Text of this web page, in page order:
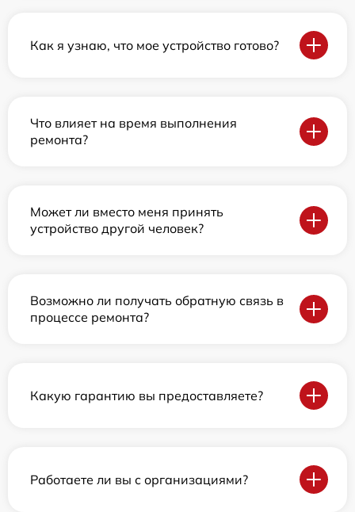
Как я узнаю, что мое устройство готово?
Что влияет на время выполнения
ремонта?
Может ли вместо меня принять
устройство другой человек?
Возможно ли получать обратную связь в
процессе ремонта?
Какую гарантию вы предоставляете?
Работаете ли вы с организациями?